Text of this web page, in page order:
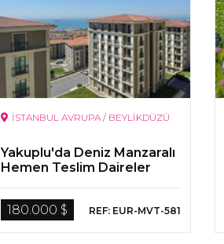
İSTANBUL AVRUPA / BEYLİKDÜZÜ
Yakuplu'da Deniz Manzaralı
Hemen Teslim Daireler
180.000 $ REF: EUR-MVT-581